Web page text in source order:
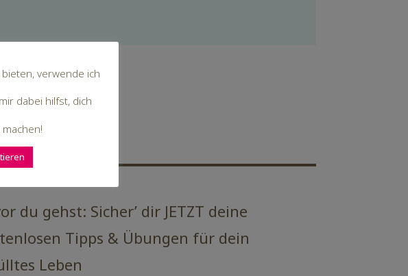
du gehst: Sicher’ dir JETZT deine
Tipps & Übungen für dein
Leben
verwende ich
dabei hilfst, dich
machen!